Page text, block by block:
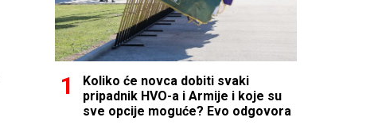
Koliko će novca dobiti svaki
pripadnik HVO-a i Armije i koje su
sve opcije moguće? Evo odgovora